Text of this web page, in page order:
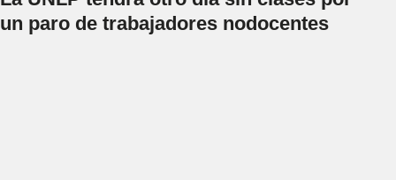
un paro de trabajadores nodocentes